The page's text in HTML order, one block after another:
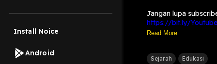
Install Noice
Android
Jangan lupa
https://bit.ly/
Bisa juga
Kenalan lebih dekat
Read More
Sejarah Edukasi